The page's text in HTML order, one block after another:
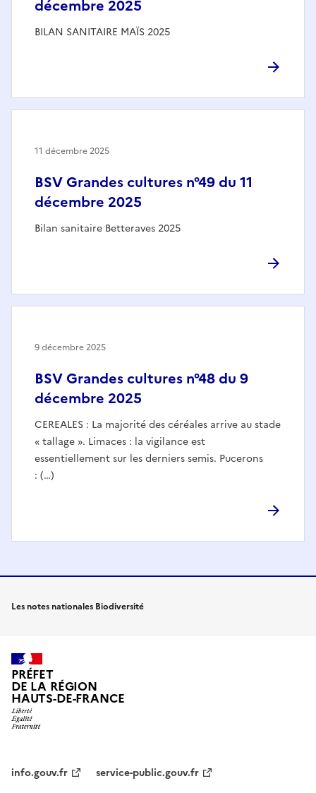
décembre 2025
BILAN SANITAIRE MAÏS 2025
BSV Grandes cultures n°49 du 11
décembre 2025
Bilan sanitaire Betteraves 2025
11 décembre 2025
BSV Grandes cultures n°48 du 9
décembre 2025
CEREALES : La majorité des céréales arrive au stade
« tallage ». Limaces : la vigilance est
essentiellement sur les derniers semis. Pucerons
: (…)
9 décembre 2025
Les notes nationales Biodiversité
PRÉFET
DE LA RÉGION
HAUTS-DE-FRANCE
info.gouv.fr service-public.gouv.fr